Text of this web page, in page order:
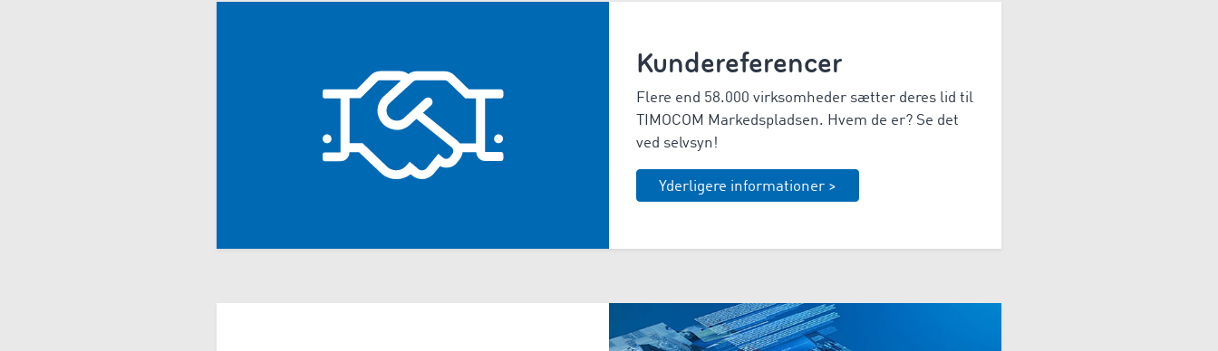
Kundereferencer
Flere end 58.000 virksomheder sætter deres lid til
TIMOCOM Markedspladsen. Hvem de er? Se det
ved selvsyn!
Yderligere informationer >